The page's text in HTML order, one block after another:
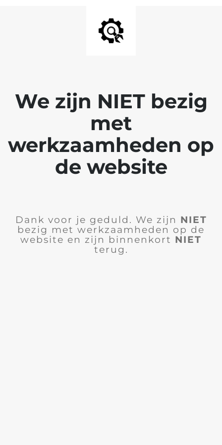
We zijn NIET bezig
met
werkzaamheden op
de website
Dank voor je geduld. We zijn NIET
bezig met werkzaamheden op de
website en zijn binnenkort NIET
terug.